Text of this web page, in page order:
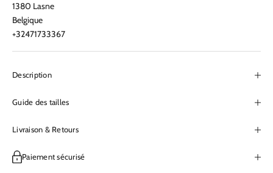
1380 Lasne
Belgique
+32471733367
Description
Guide des tailles
Livraison & Retours
Paiement sécurisé